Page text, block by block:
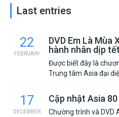
Last entries
22
FEBRUARY
DVD Em Là Mùa
hành nhân dịp
Được biết đây là
Trung tâm Asia đại
17
DECEMBER
Cập nhật Asia
Chường trình và DVD